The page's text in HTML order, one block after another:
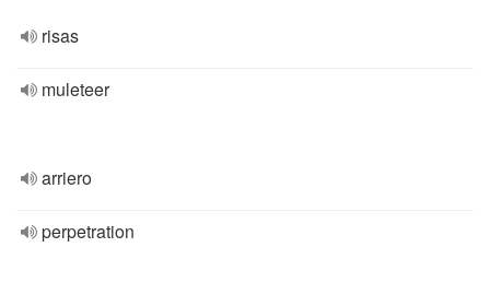
risas
muleteer
arriero
perpetration